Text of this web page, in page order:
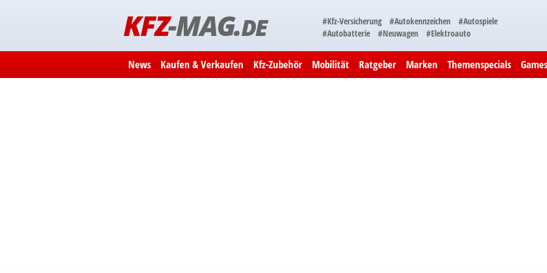
KFZ-MAG.DE #Kfz-Versicherung #Autokennzeichen
#Autospiele
#Autobatterie
#Neuwagen #Elektroauto
News Kaufen & Verkaufen Kfz-Zubehör Mobilität Ratgeber Marken Themenspecials Games